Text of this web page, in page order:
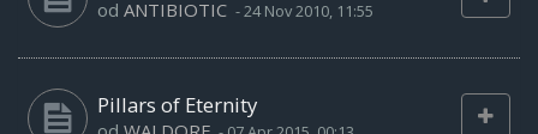
od ANTIBIOTIC -24 Nov 2010, 11:55
Pillars of Eternity